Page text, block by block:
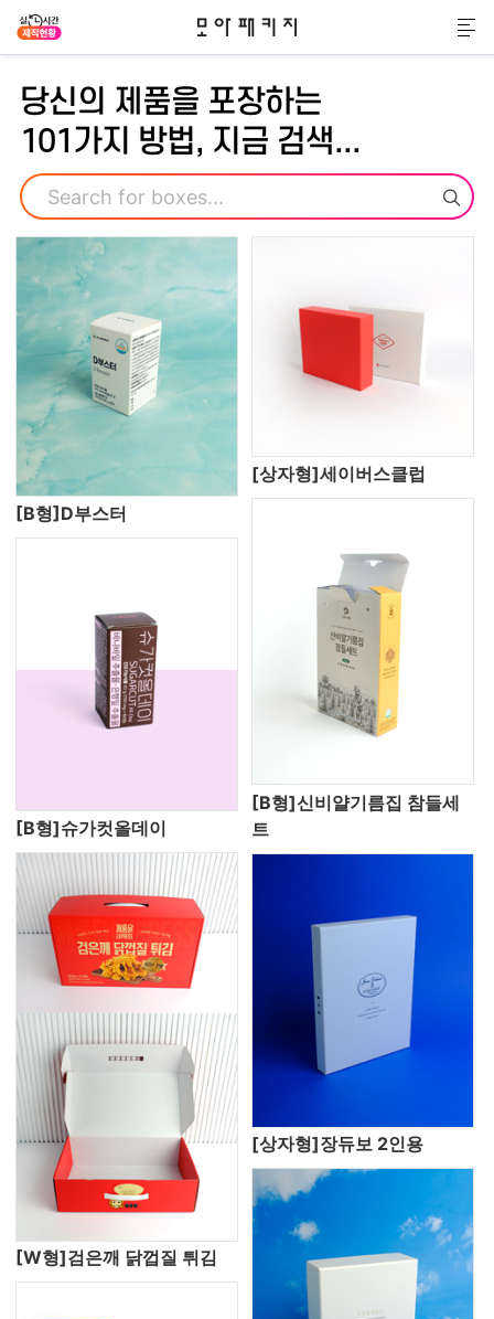
모아패키지
메
당신의 제품을 포장하는
101가지 방법, 지금 검색...
검색
[B형]D부스터
[상자형]세이버스클럽
[B형]슈가컷올데이
[B형]신비얄기름집 참들세
트
[W형]검은깨 닭껍질 튀김
[상자형]장듀보 2인용